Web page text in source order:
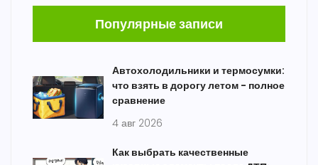
Популярные записи
Автохолодильники и термосумки:
что взять в дорогу летом - полное
сравнение
4 авг 2026
Как выбрать качественные